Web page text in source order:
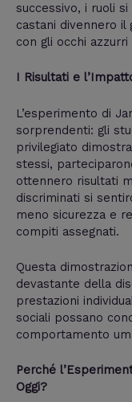
successivo, i ruoli
castani divennero
con gli occhi
I Risultati e
L’esperimento di
sorprendenti: gli
privilegiato
stessi,
ottennero risultati
discriminati si
meno sicurezza e
compiti assegnati.
Questa
devastante della
prestazioni
sociali possano
comportamento
Perché
Oggi?